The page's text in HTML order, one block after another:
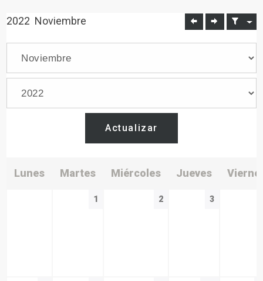
2022 Noviembre
Actualizar
Lunes Martes Miércoles Jueves
1 2 3